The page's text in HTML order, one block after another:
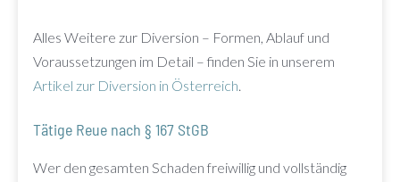
Alles Weitere zur Diversion – Formen, Ablauf und
Voraussetzungen im Detail – finden Sie in unserem
Artikel zur Diversion in Österreich
Tätige Reue nach § 167 StGB
Wer den gesamten Schaden freiwillig und vollständig